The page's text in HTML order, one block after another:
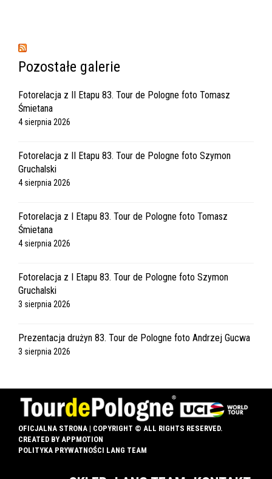
Pozostałe galerie
Fotorelacja z II Etapu 83. Tour de Pologne foto Tomasz
Śmietana
4 sierpnia 2026
Fotorelacja z II Etapu 83. Tour de Pologne foto Szymon
Gruchalski
4 sierpnia 2026
Fotorelacja z I Etapu 83. Tour de Pologne foto Tomasz
Śmietana
4 sierpnia 2026
Fotorelacja z I Etapu 83. Tour de Pologne foto Szymon
Gruchalski
3 sierpnia 2026
Prezentacja drużyn 83. Tour de Pologne foto Andrzej Gucwa
3 sierpnia 2026
OFICJALNA STRONA | COPYRIGHT © ALL RIGHTS RESERVED.
CREATED BY APPMOTION
POLITYKA PRYWATNOŚCI LANG TEAM